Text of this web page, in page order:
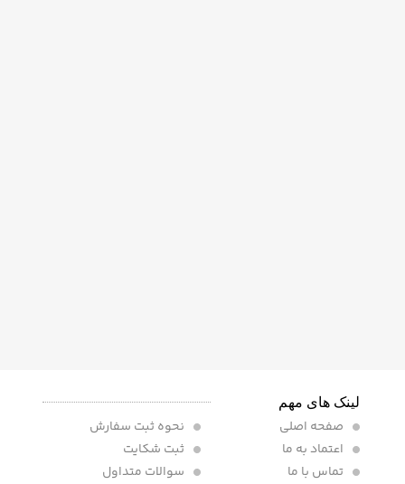
لینک های مهم
صفحه اصلی
اعتماد به ما
تماس با ما
نحوه ثبت سفارش
ثبت شکایت
سوالات متداول